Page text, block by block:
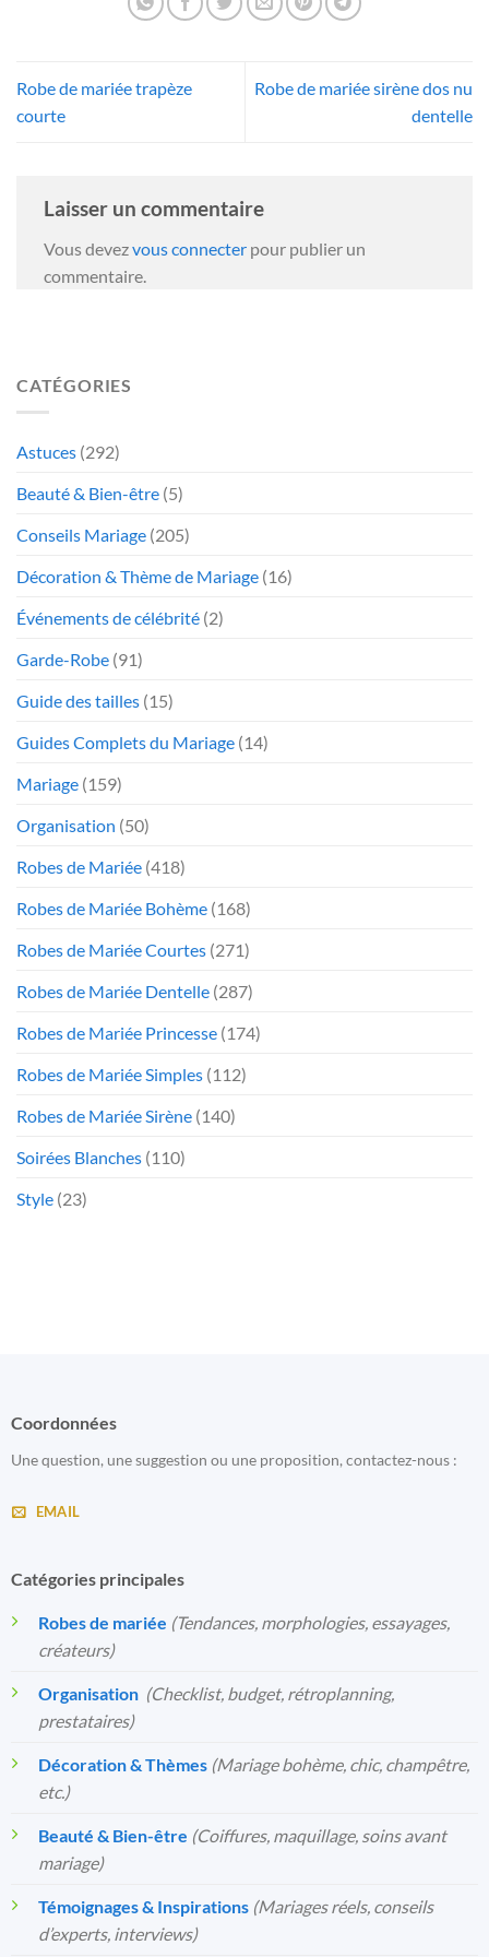
Robe de mariée trapèze
courte
Robe de mariée sirène dos nu
dentelle
Laisser un commentaire
Vous devezvous connecter pour publier un
commentaire.
CATÉGORIES
Astuces (292)
Beauté & Bien-être (5)
Conseils Mariage (205)
Décoration & Thème de Mariage (16)
Événements de célébrité (2)
Garde-Robe (91)
Guide des tailles (15)
Guides Complets du Mariage (14)
Mariage (159)
Organisation (50)
Robes de Mariée (418)
Robes de Mariée Bohème (168)
Robes de Mariée Courtes (271)
Robes de Mariée Dentelle (287)
Robes de Mariée Princesse (174)
Robes de Mariée Simples (112)
Robes de Mariée Sirène (140)
Soirées Blanches (110)
Style (23)
Coordonnées
Une question, une suggestion ou une proposition, contactez-nous :
EMAIL
Catégories principales
Robes de mariée (Tendances, morphologies, essayages,
créateurs)
Organisation️ (Checklist, budget, rétroplanning,
prestataires)
Décoration & Thèmes (Mariage bohème, chic, champêtre,
etc.)
Beauté & Bien-être (Coiffures, maquillage, soins avant
mariage)
Témoignages & Inspirations (Mariages réels, conseils
d’experts, interviews)